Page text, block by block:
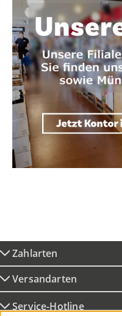
Zahlarten
Versandarten
Service-Hotline